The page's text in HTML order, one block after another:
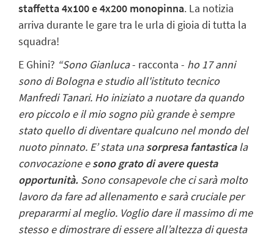
staffetta 4x100 e 4x200 monopinna. La notizia
arriva durante le gare tra le urla di gioia di tutta la
squadra!
E Ghini? “Sono Gianluca- racconta - ho 17 anni
sono di Bologna e studio all'istituto tecnico
Manfredi Tanari. Ho iniziato a nuotare da quando
ero piccolo e il mio sogno più grande è sempre
stato quello di diventare qualcuno nel mondo del
nuoto pinnato. E’ stata unasorpresa fantasticala
convocazione esono grato di avere questa
opportunità. Sono consapevole che ci sarà molto
lavoro da fare ad allenamento e sarà cruciale per
prepararmi al meglio. Voglio dare il massimo di me
stesso e dimostrare di essere all’altezza di questa